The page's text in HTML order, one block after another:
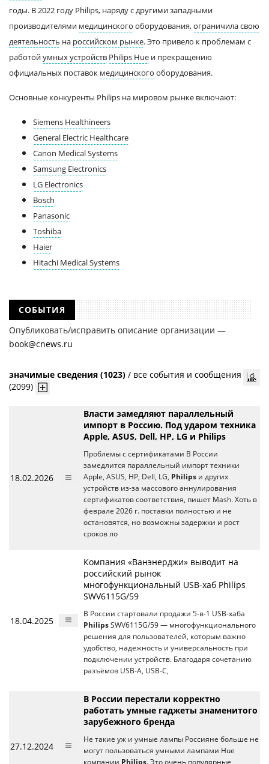
годы. В 2022 году Philips, наряду с другими западными
производителями медицинского оборудования,ограничила свою
деятельность на российском рынке. Это привело к проблемам с
работойумных устройств Philips Hue и прекращению
официальных поставок медицинского оборудования.
Основные конкуренты Philips на мировом рынке включают:
Siemens Healthineers
General Electric Healthcare
Canon Medical Systems
Samsung Electronics
LG Electronics
Bosch
Panasonic
Toshiba
Haier
Hitachi Medical Systems
СОБЫТИЯ
Опубликовать/исправить описание организации —
book@cnews.ru
значимые сведения (1023) / все события и сообщения
(2099)
18.02.2026
Власти замедляют параллельный
импорт в Россию. Под ударом техника
Apple, ASUS, Dell, HP, LG и Philips
Проблемы с сертификатами В России
замедлится параллельный импорт техники
Apple, ASUS, HP, Dell, LG, Philips и других
устройств из-за массового аннулирования
сертификатов соответствия, пишет Mash. Хоть в
феврале 2026 г. поставки полностью и не
остановятся, но возможны задержки и рост
сроков ло
18.04.2025
Компания «Ванэнерджи» выводит на
российский рынок
многофункциональный USB-хаб Philips
SWV6115G/59
В России стартовали продажи 5-в-1 USB-хаба
Philips SWV6115G/59 — многофункционального
решения для пользователей, которым важно
удобство, надежность и универсальность при
подключении устройств. Благодаря сочетанию
разъёмов USB-A, USB-C,
27.12.2024
В России перестали корректно
работать умные гаджеты знаменитого
зарубежного бренда
Не такие уж и умные лампы Россияне больше не
могут пользоваться умными лампами Hue
компании Philips. Это очень популярные